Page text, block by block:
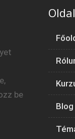
be
Blog